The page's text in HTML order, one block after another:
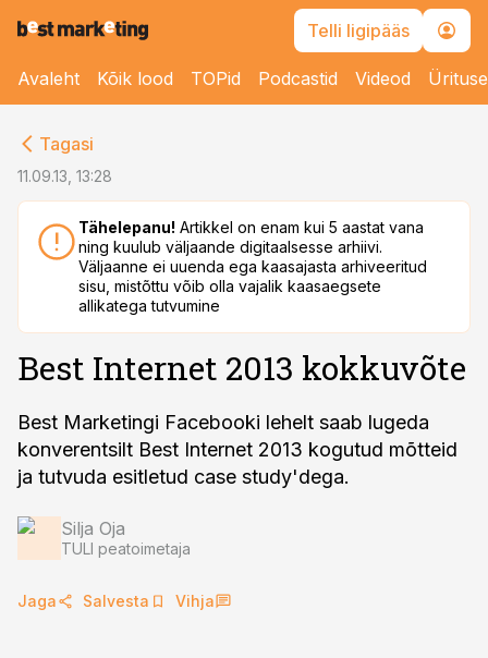
Telli ligipääs
Avaleht Kõik lood TOPid Podcastid Videod
Tagasi
11.09.13, 13:28
Tähelepanu! Artikkel on enam kui 5 aastat vana
ning kuulub väljaande digitaalsesse arhiivi.
Väljaanne ei uuenda ega kaasajasta arhiveeritud
sisu, mistõttu võib olla vajalik kaasaegsete
allikatega tutvumine
Best Internet 2013 kokkuvõte
Best Marketingi Facebooki lehelt saab lugeda
konverentsilt Best Internet 2013 kogutud mõtteid
ja tutvuda esitletud case study'dega.
Silja Oja
TULI peatoimetaja
Jaga Salvesta Vihja